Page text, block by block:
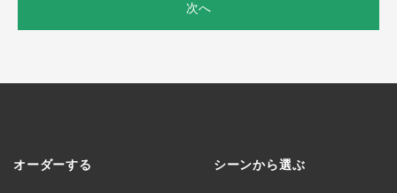
次へ
オーダーする シーンから選ぶ